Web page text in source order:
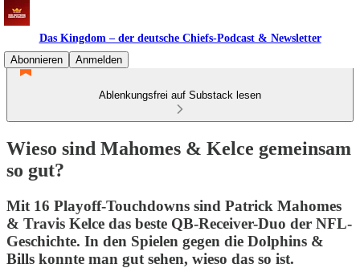
Das Kingdom – der deutsche Chiefs-Podcast & Newsletter
Abonnieren
Anmelden
Ablenkungsfrei auf Substack lesen
Wieso sind Mahomes & Kelce gemeinsam
so gut?
Mit 16 Playoff-Touchdowns sind Patrick Mahomes
& Travis Kelce das beste QB-Receiver-Duo der NFL-
Geschichte. In den Spielen gegen die Dolphins &
Bills konnte man gut sehen, wieso das so ist.